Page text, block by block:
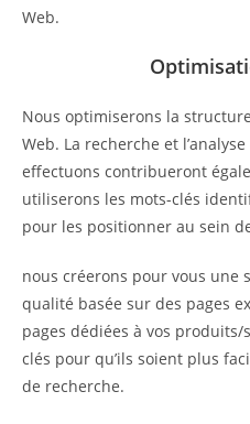
Web.
Nous optimiserons la
Web. La recherche et
effectuons contribueront
utiliserons les mots-clés
pour les positionner au sein
nous créerons pour vous une
qualité basée sur des pages
pages dédiées à vos
clés pour qu’ils soient plus
de recherche.